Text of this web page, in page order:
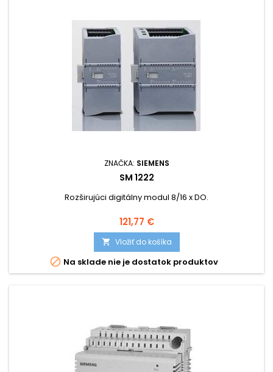
ZNAČKA: SIEMENS
SM 1222
Rozširujúci digitálny modul 8/16 x DO.
Cena
121,77 €
 Vložiť do košíka
 Na sklade nie je dostatok produktov